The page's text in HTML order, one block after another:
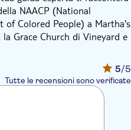
NAACP (National
of Colored People) a Martha's
Grace Church di Vineyard e
ognuno ricco di storia. A
Amos, di sua figlia
A Menemsha, sentirete
fuga degli schiavi. E a
William Martin e la
sentirete parlare di
5/5
Tutte le recensioni sono verificate